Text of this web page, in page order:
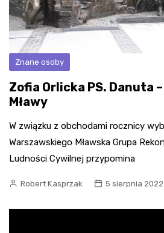
Znane osoby
Zofia Orlicka PS. Danuta
Mławy
W związku z obchodami rocznicy
Warszawskiego Mławska Grupa
Ludności Cywilnej przypomina
Robert Kasprzak 5 sierpnia 2022